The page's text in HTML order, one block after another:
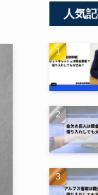
人気